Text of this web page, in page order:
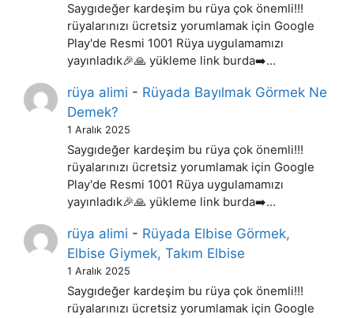
Saygıdeğer kardeşim bu rüya çok önemli!!!
rüyalarınızı ücretsiz yorumlamak için Google
Play'de Resmi 1001 Rüya uygulamamızı
yayınladık🎉🙏 yükleme link burda➡️…
rüya alimi - Rüyada Bayılmak Görmek Ne
Demek?
1 Aralık 2025
Saygıdeğer kardeşim bu rüya çok önemli!!!
rüyalarınızı ücretsiz yorumlamak için Google
Play'de Resmi 1001 Rüya uygulamamızı
yayınladık🎉🙏 yükleme link burda➡️…
rüya alimi - Rüyada Elbise Görmek,
Elbise Giymek, Takım Elbise
1 Aralık 2025
Saygıdeğer kardeşim bu rüya çok önemli!!!
rüyalarınızı ücretsiz yorumlamak için Google